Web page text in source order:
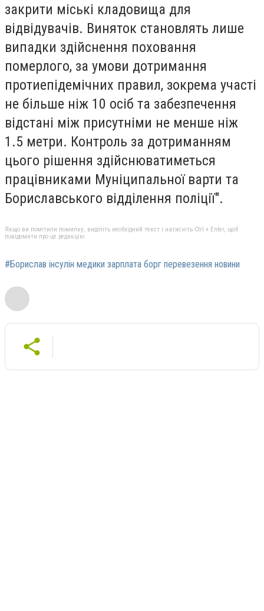
закрити міські кладовища для
відвідувачів. Виняток становлять лише
випадки здійснення поховання
померлого, за умови дотримання
протиепідемічних правил, зокрема участі
не більше ніж 10 осіб та забезпечення
відстані між присутніми не менше ніж
1.5 метри. Контроль за дотриманням
цього рішення здійснюватиметься
працівниками Муніципальної варти та
Бориславського відділення поліції".
Якщо ви помітили помилку, виділіть необхідний текст і натисніть Ctrl + Enter, щоб
повідомити про це редакцію
#Борислав інсулін медики зарплата борг перевезення новини